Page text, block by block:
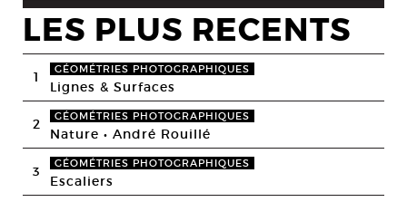
LES PLUS RECENTS
1 GÉOMÉTRIES PHOTOGRAPHIQUES
Lignes & Surfaces
2 GÉOMÉTRIES PHOTOGRAPHIQUES
Nature • André Rouillé
3 GÉOMÉTRIES PHOTOGRAPHIQUES
Escaliers